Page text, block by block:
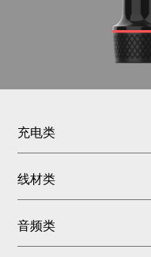
充电类
线材类
音频类